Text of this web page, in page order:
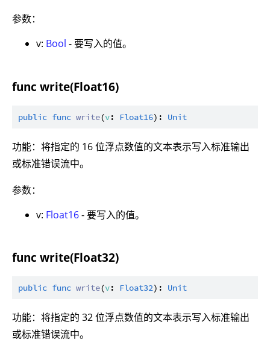
参数：
v: Bool - 要写入的值。
func write(Float16)
public func write(v: Float16): Unit
功能：将指定的 16 位浮点数值的文本表示写入标准输出
或标准错误流中。
参数：
v: Float16- 要写入的值。
func write(Float32)
public func write(v: Float32): Unit
功能：将指定的 32 位浮点数值的文本表示写入标准输出
或标准错误流中。